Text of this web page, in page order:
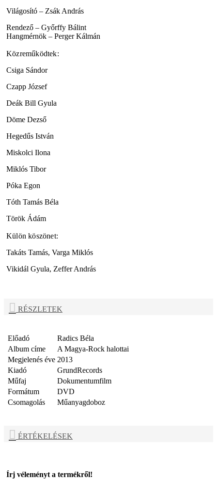
Világosító – Zsák András
Rendező – Győrffy Bálint
Hangmérnök – Perger Kálmán
Közreműködtek:
Csiga Sándor
Czapp József
Deák Bill Gyula
Döme Dezső
Hegedűs István
Miskolci Ilona
Miklós Tibor
Póka Egon
Tóth Tamás Béla
Török Ádám
Külön köszönet:
Takáts Tamás, Varga Miklós
Vikidál Gyula, Zeffer András
RÉSZLETEK
Előadó
Radics Béla
Album címe
A Magya-Rock halottai
Megjelenés éve 2013
Kiadó
GrundRecords
Műfaj
Dokumentumfilm
Formátum
DVD
Csomagolás
Műanyagdoboz
ÉRTÉKELÉSEK
Írj véleményt a termékről!